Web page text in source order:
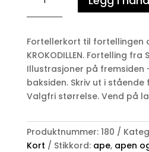
krokodillen
Fortellerkort til fortellingen
KROKODILLEN. Fortelling fra
Illustrasjoner på fremsiden
baksiden. Skriv ut i
Valgfri størrelse. Vend på
Produktnummer: 180
Kort
Stikkord: ape, apen